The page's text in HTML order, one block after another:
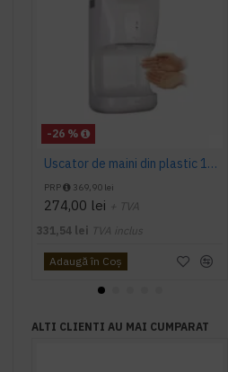
-26 %
Uscator de maini din plastic 1400 W AQAS
PRP 369,90 lei
274,00 lei + TVA
331,54 lei TVA inclus
Adaugă în Coş
ALTI CLIENTI AU MAI CUMPARAT